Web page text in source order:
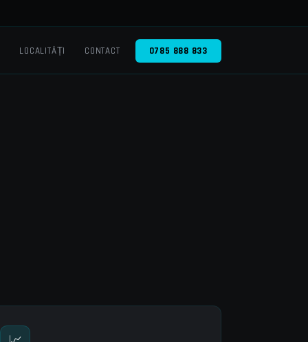
LOCALITĂȚI CONTACT 0785 888 833